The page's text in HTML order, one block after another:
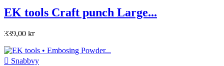
EK tools Craft punch Large...
339,00 kr
 Snabbvy